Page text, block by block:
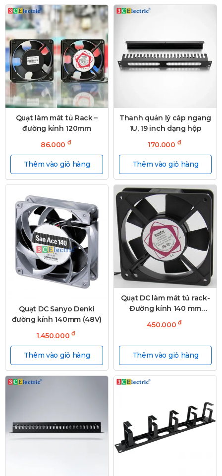
Quạt làm mát tủ Rack –
đường kính 120mm
86.000 ₫
Thêm vào giỏ hàng
Thanh quản lý cáp ngang
1U, 19 inch dạng hộp
170.000 ₫
Thêm vào giỏ hàng
Quạt DC Sanyo Denki
đường kính 140mm (48V)
1.450.000₫
Thêm vào giỏ hàng
Quạt DC làm mát tủ rack-
Đường kính 140 mm
450.000₫
Thêm vào giỏ hàng